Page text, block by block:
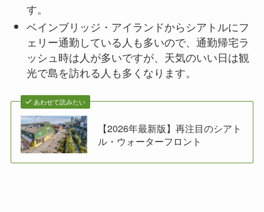
す。
ベインブリッジ・アイランドからシアトルにフ
ェリー通勤している人も多いので、通勤帰宅ラ
ッシュ時は人が多いですが、天気のいい日は観
光で島を訪れる人も多くなります。
あわせて読みたい
【2026年最新版】再注目のシアト
ル・ウォーターフロント